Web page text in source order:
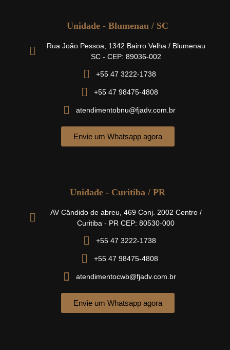
Unidade - Blumenau / SC
Rua João Pessoa, 1342 Bairro Velha / Blumenau
SC - CEP: 89036-002
+55 47 3222-1738
+55 47 98475-4808
atendimentobnu@fjadv.com.br
Envie um Whatsapp agora
Unidade - Curitiba / PR
AV Cândido de abreu, 469 Conj. 2002 Centro /
Curitiba - PR CEP: 80530-000
+55 47 3222-1738
+55 47 98475-4808
atendimentocwb@fjadv.com.br
Envie um Whatsapp agora